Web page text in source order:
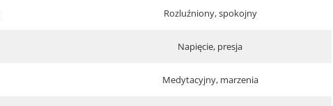
Rozluźniony, spokojny
Napięcie, presja
Medytacyjny, marzenia